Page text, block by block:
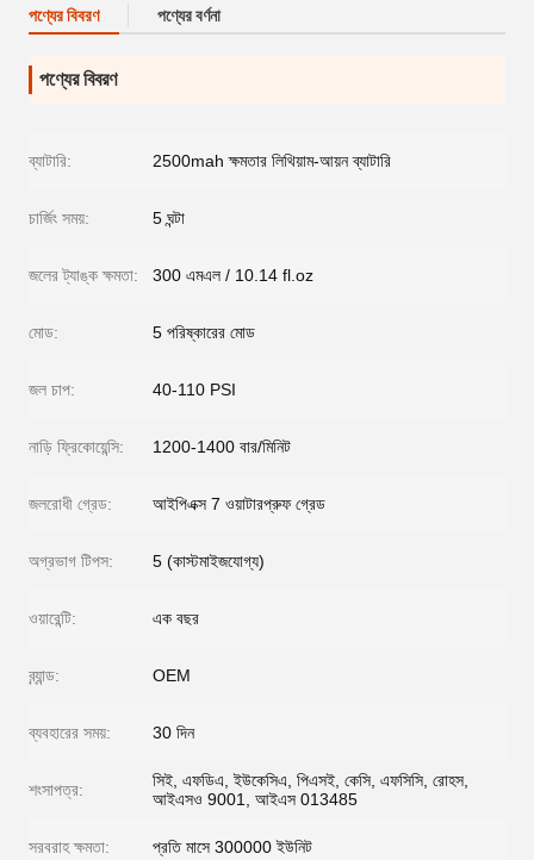
পণ্যের বিবরণ পণ্যের বর্ণনা
পণ্যের বিবরণ
ব্যাটারি: 2500mah ক্ষমতার লিথিয়াম-আয়ন ব্যাটারি
চার্জিং সময়: 5 ঘন্টা
জলের ট্যাঙ্ক ক্ষমতা: 300 এমএল / 10.14 fl.oz
মোড: 5 পরিষ্কারের মোড
জল চাপ: 40-110 PSI
নাড়ি ফ্রিকোয়েন্সি: 1200-1400 বার/মিনিট
জলরোধী গ্রেড: আইপিএক্স 7 ওয়াটারপ্রুফ গ্রেড
অগ্রভাগ টিপস: 5 (কাস্টমাইজযোগ্য)
ওয়ারেন্টি: এক বছর
ব্র্যান্ড: OEM
ব্যবহারের সময়: 30 দিন
শংসাপত্র:
সিই, এফডিএ, ইউকেসিএ, পিএসই, কেসি, এফসিসি, রোহস,
আইএসও 9001, আইএস 013485
সরবরাহ ক্ষমতা: প্রতি মাসে 300000 ইউনিট